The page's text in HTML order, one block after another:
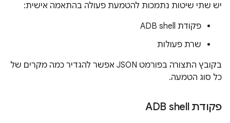
יש שתי שיטות נתמכות להטמעת פעולה בהתאמה אישית:
פקודת ADB shell
שרת פעולות
בקובץ התצורה בפורמט JSON אפשר להגדיר כמה מקרים של
כל סוג הטמעה.
פקודת ADB shell